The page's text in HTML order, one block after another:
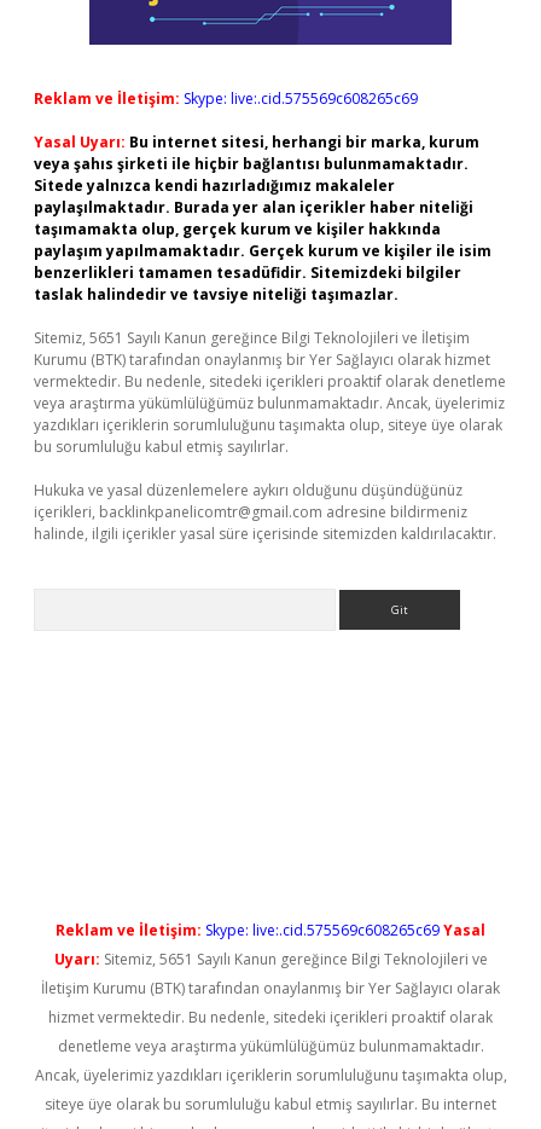
Reklam ve İletişim: Skype: live:.cid.575569c608265c69
Yasal Uyarı: Bu internet sitesi, herhangi bir marka, kurum
veya şahıs şirketi ile hiçbir bağlantısı bulunmamaktadır.
Sitede yalnızca kendi hazırladığımız makaleler
paylaşılmaktadır. Burada yer alan içerikler haber niteliği
taşımamakta olup, gerçek kurum ve kişiler hakkında
paylaşım yapılmamaktadır. Gerçek kurum ve kişiler ile isim
benzerlikleri tamamen tesadüfidir. Sitemizdeki bilgiler
taslak halindedir ve tavsiye niteliği taşımazlar.
Sitemiz, 5651 Sayılı Kanun gereğince Bilgi Teknolojileri ve İletişim
Kurumu (BTK) tarafından onaylanmış bir Yer Sağlayıcı olarak hizmet
vermektedir. Bu nedenle, sitedeki içerikleri proaktif olarak denetleme
veya araştırma yükümlülüğümüz bulunmamaktadır. Ancak, üyelerimiz
yazdıkları içeriklerin sorumluluğunu taşımakta olup, siteye üye olarak
bu sorumluluğu kabul etmiş sayılırlar.
Hukuka ve yasal düzenlemelere aykırı olduğunu düşündüğünüz
içerikleri, backlinkpanelicomtr@gmail.com adresine bildirmeniz
halinde, ilgili içerikler yasal süre içerisinde sitemizden kaldırılacaktır.
Reklam ve İletişim: Skype: live:.cid.575569c608265c69Yasal
Uyarı: Sitemiz, 5651 Sayılı Kanun gereğince Bilgi Teknolojileri ve
İletişim Kurumu (BTK) tarafından onaylanmış bir Yer Sağlayıcı olarak
hizmet vermektedir. Bu nedenle, sitedeki içerikleri proaktif olarak
denetleme veya araştırma yükümlülüğümüz bulunmamaktadır.
Ancak, üyelerimiz yazdıkları içeriklerin sorumluluğunu taşımakta olup,
siteye üye olarak bu sorumluluğu kabul etmiş sayılırlar. Bu internet